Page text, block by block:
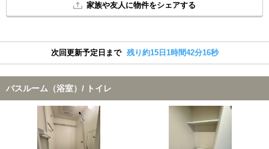
家族や友人に物件をシェアする
次回更新予定日まで 残り約15日1時間42分15秒
バスルーム（浴室）/ トイレ